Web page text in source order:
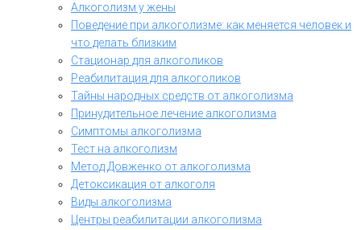
Алкоголизм у жены
Поведение при алкоголизме: как меняется человек и
что делать близким
Стационар для алкоголиков
Реабилитация для алкоголиков
Тайны народных средств от алкоголизма
Принудительное лечение алкоголизма
Симптомы алкоголизма
Тест на алкоголизм
Метод Довженко от алкоголизма
Детоксикация от алкоголя
Виды алкоголизма
Центры реабилитации алкоголизма